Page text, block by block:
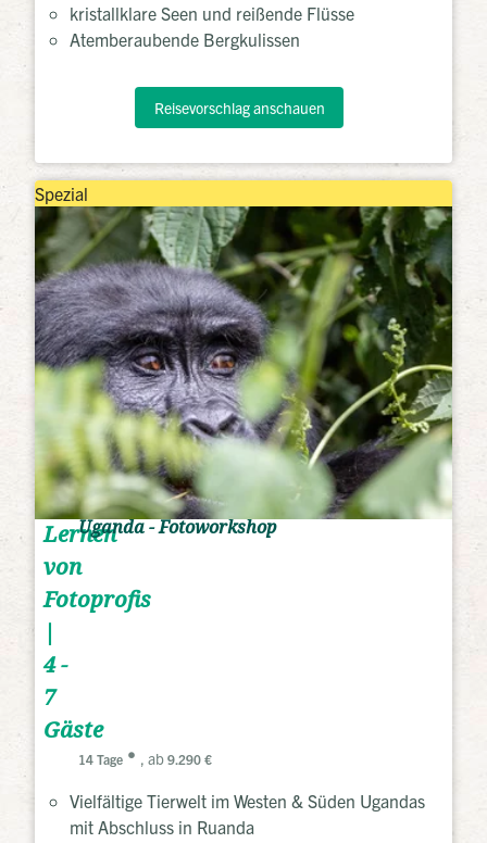
kristallklare Seen und reißende Flüsse
Atemberaubende Bergkulissen
Reisevorschlag anschauen
Spezial
Lernen
von
Fotoprofis
|
4 -
7
Gäste
Uganda - Fotoworkshop
14 Tage , ab 9.290 €
Vielfältige Tierwelt im Westen & Süden Ugandas
mit Abschluss in Ruanda